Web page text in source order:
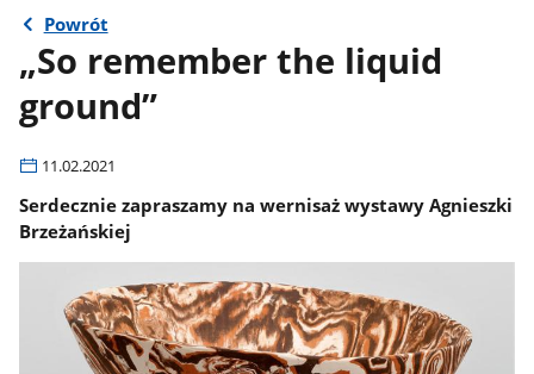
Powrót
„So remember the liquid
ground”
11.02.2021
Serdecznie zapraszamy na wernisaż wystawy Agnieszki
Brzeżańskiej